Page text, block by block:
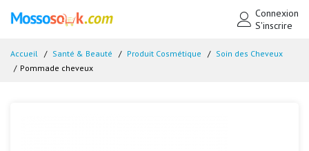
Connexion
S'inscrire
Accueil Santé & Beauté Produit Cosmétique
Soin des Cheveux
Pommade cheveux